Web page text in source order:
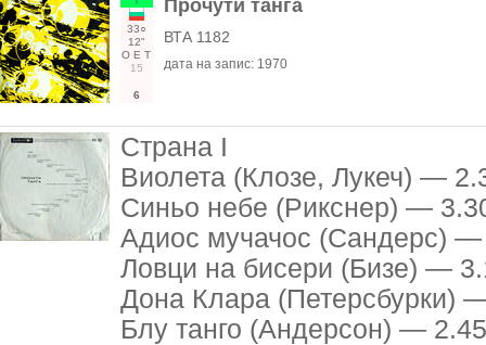
33○
12"
О Е Т
15
6
Прочути танга
ВТА 1182
дата на запис: 1970
Страна I
Виолета (Клозе, Лукеч) —
Синьо небе (Рикснер) —
Адиос мучачос (Сандерс) —
Ловци на бисери (Бизе) —
Дона Клара (Петерсбурки)
Блу танго (Андерсон) — 2.45